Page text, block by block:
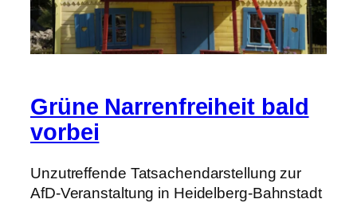
Grüne Narrenfreiheit bald
vorbei
Unzutreffende Tatsachendarstellung zur
AfD-Veranstaltung in Heidelberg-Bahnstadt